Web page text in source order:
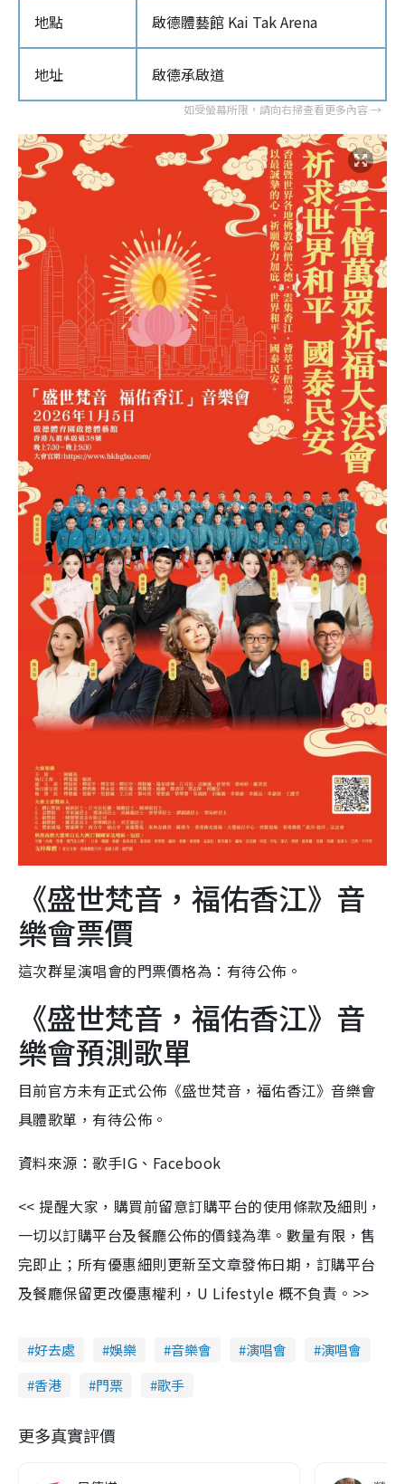
地點 啟德體藝館 Kai Tak Arena
地址 啟德承啟道
《盛世梵音，福佑香江》音
樂會票價
這次群星演唱會的門票價格為：有待公佈。
《盛世梵音，福佑香江》音
樂會預測歌單
目前官方未有正式公佈《盛世梵音，福佑香江》音樂會
具體歌單，有待公佈。
資料來源：歌手IG、Facebook
<< 提醒大家，購買前留意訂購平台的使用條款及細則，
一切以訂購平台及餐廳公佈的價錢為準。數量有限，售
完即止；所有優惠細則更新至文章發佈日期，訂購平台
及餐廳保留更改優惠權利，U Lifestyle 概不負責。>>
好去處 娛樂 音樂會 演唱會
演唱會
香港
門票 歌手
更多真實評價